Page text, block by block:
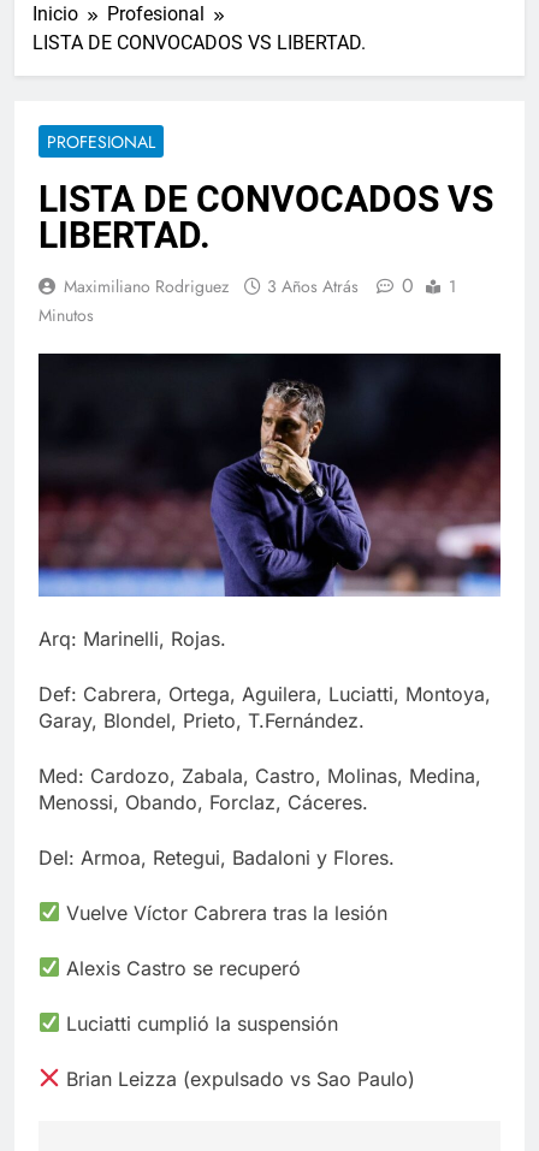
Inicio
Profesional
LISTA DE CONVOCADOS VS LIBERTAD.
PROFESIONAL
LISTA DE CONVOCADOS VS
LIBERTAD.
Maximiliano Rodriguez 3 Años Atrás 0
1
Minutos
Arq: Marinelli, Rojas.
Def: Cabrera, Ortega, Aguilera, Luciatti, Montoya,
Garay, Blondel, Prieto, T.Fernández.
Med: Cardozo, Zabala, Castro, Molinas, Medina,
Menossi, Obando, Forclaz, Cáceres.
Del: Armoa, Retegui, Badaloni y Flores.
Vuelve Víctor Cabrera tras la lesión
Alexis Castro se recuperó
Luciatti cumplió la suspensión
Brian Leizza (expulsado vs Sao Paulo)